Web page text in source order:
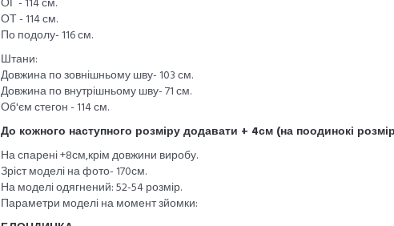
ОТ - 114 см.
По подолу- 116 см.
Штани:
Довжина по зовнішньому шву- 103 см.
Довжина по внутрішньому шву- 71 см.
Об'єм стегон - 114 см.
До кожного наступного розміру додавати + 4см (на поодинокі
На спарені +8см,крім довжини виробу.
Зріст моделі на фото- 170см.
На моделі одягнений: 52-54 розмір.
Параметри моделі на момент зйомки: